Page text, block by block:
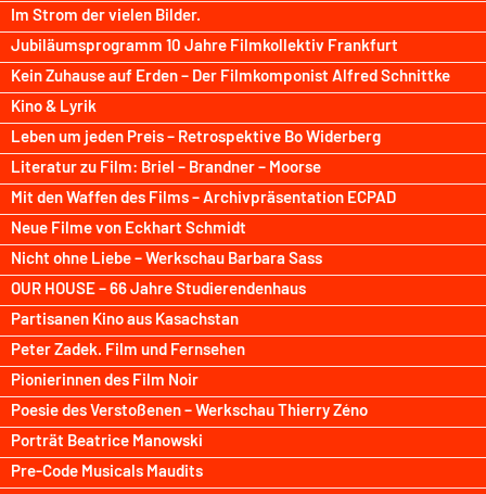
Im Strom der vielen Bilder.
Jubiläumsprogramm 10 Jahre Filmkollektiv Frankfurt
Kein Zuhause auf Erden – Der Filmkomponist Alfred Schnittke
Kino & Lyrik
Leben um jeden Preis – Retrospektive Bo Widerberg
Literatur zu Film: Briel – Brandner – Moorse
Mit den Waffen des Films – Archivpräsentation ECPAD
Neue Filme von Eckhart Schmidt
Nicht ohne Liebe – Werkschau Barbara Sass
OUR HOUSE – 66 Jahre Studierendenhaus
Partisanen Kino aus Kasachstan
Peter Zadek. Film und Fernsehen
Pionierinnen des Film Noir
Poesie des Verstoßenen – Werkschau Thierry Zéno
Porträt Beatrice Manowski
Pre-Code Musicals Maudits